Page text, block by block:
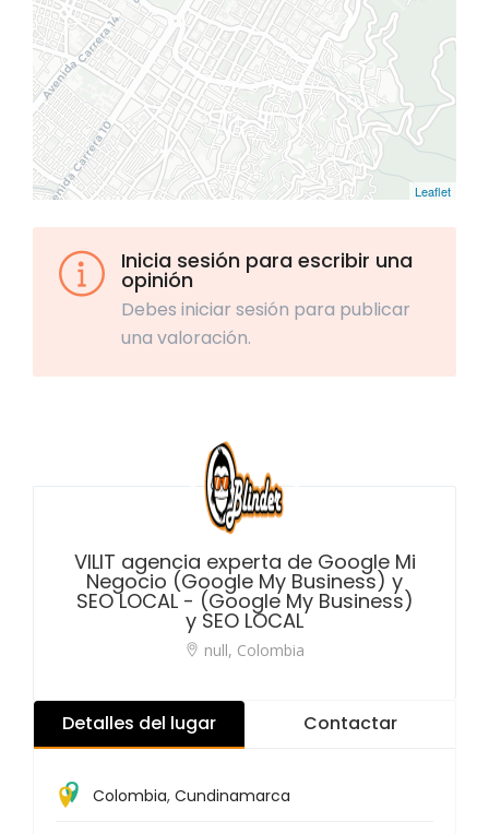
Leaflet
Inicia sesión para escribir una
opinión
Debes iniciar sesión para publicar
una valoración.
VILIT agencia experta de Google Mi
Negocio (Google My Business) y
SEO LOCAL - (Google My Business)
y SEO LOCAL
null, Colombia
Detalles del lugar Contactar
Colombia, Cundinamarca